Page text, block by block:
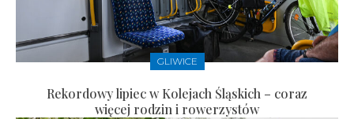
GLIWICE
Rekordowy lipiec w Kolejach Śląskich – coraz
więcej rodzin i rowerzystów